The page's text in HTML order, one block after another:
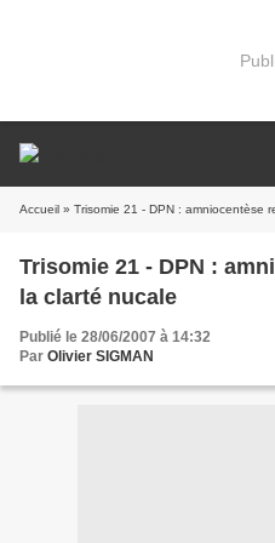
Accueil » Trisomie 21 - DPN : amniocentèse
Trisomie 21 - DPN :
la clarté nucale
Publié le 28/06/2007 à 14:32
Par Olivier SIGMAN